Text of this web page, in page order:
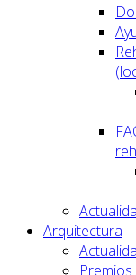
Arquitectura